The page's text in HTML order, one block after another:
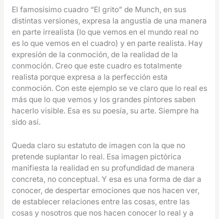
El famosísimo cuadro “El grito” de Munch, en sus
distintas versiones, expresa la angustia de una manera
en parte irrealista (lo que vemos en el mundo real no
es lo que vemos en el cuadro) y en parte realista. Hay
expresión de la conmoción, de la realidad de la
conmoción. Creo que este cuadro es totalmente
realista porque expresa a la perfección esta
conmoción. Con este ejemplo se ve claro que lo real es
más que lo que vemos y los grandes pintores saben
hacerlo visible. Esa es su poesía, su arte. Siempre ha
sido así.
Queda claro su estatuto de imagen con la que no
pretende suplantar lo real. Esa imagen pictórica
manifiesta la realidad en su profundidad de manera
concreta, no conceptual. Y esa es una forma de dar a
conocer, de despertar emociones que nos hacen ver,
de establecer relaciones entre las cosas, entre las
cosas y nosotros que nos hacen conocer lo real y a